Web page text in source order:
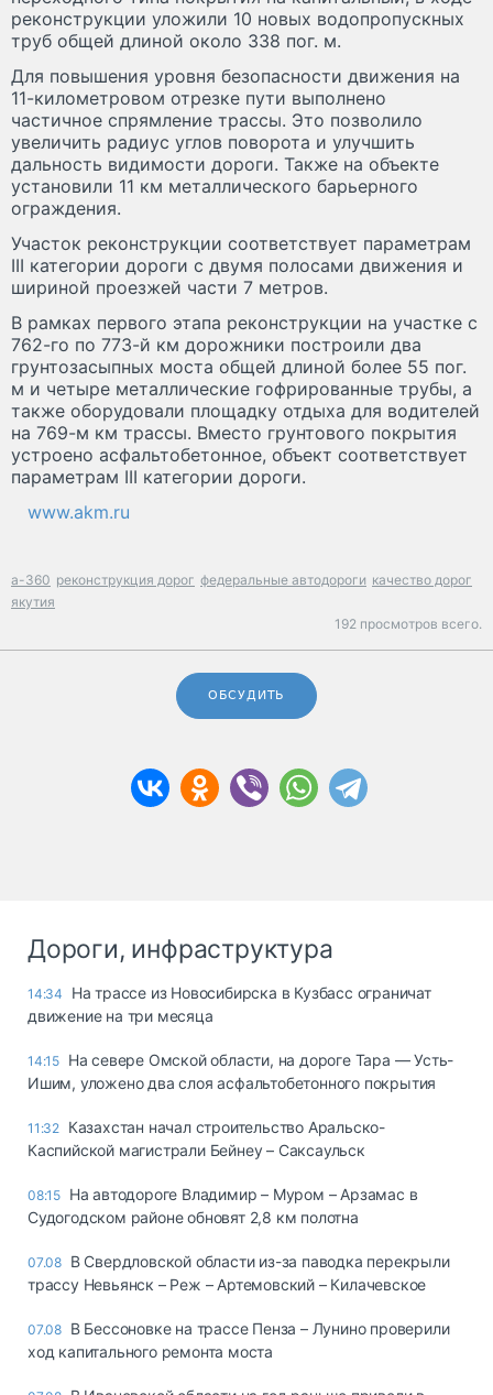
реконструкции уложили 10 новых водопропускных
труб общей длиной около 338 пог. м.
Для повышения уровня безопасности движения на
11-километровом отрезке пути выполнено
частичное спрямление трассы. Это позволило
увеличить радиус углов поворота и улучшить
дальность видимости дороги. Также на объекте
установили 11 км металлического барьерного
ограждения.
Участок реконструкции соответствует параметрам
III категории дороги с двумя полосами движения и
шириной проезжей части 7 метров.
В рамках первого этапа реконструкции на участке с
762-го по 773-й км дорожники построили два
грунтозасыпных моста общей длиной более 55 пог.
м и четыре металлические гофрированные трубы, а
также оборудовали площадку отдыха для водителей
на 769-м км трассы. Вместо грунтового покрытия
устроено асфальтобетонное, объект соответствует
параметрам III категории дороги.
www.akm.ru
а-360 реконструкция дорог федеральные автодороги качество дорог
якутия
192 просмотров всего.
ОБСУДИТЬ
Дороги, инфраструктура
14:34
На трассе из Новосибирска в Кузбасс ограничат
движение на три месяца
14:15 На севере Омской области, на дороге Тара — Усть-
Ишим, уложено два слоя асфальтобетонного покрытия
11:32 Казахстан начал строительство Аральско-
Каспийской магистрали Бейнеу – Саксаульск
08:15 На автодороге Владимир – Муром – Арзамас в
Судогодском районе обновят 2,8 км полотна
07.08 В Свердловской области из-за паводка перекрыли
трассу Невьянск – Реж – Артемовский – Килачевское
07.08 В Бессоновке на трассе Пенза – Лунино проверили
ход капитального ремонта моста